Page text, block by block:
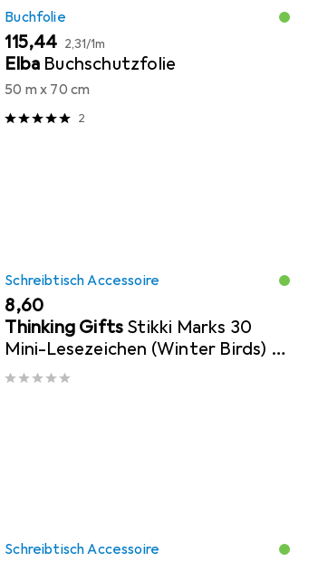
Buchfolie
EUR
115,44 EUR
2,31/1m
Elba Buchschutzfolie
50 m x 70 cm
2
Schreibtisch Accessoire
EUR
8,60
Thinking Gifts Stikki Marks 30
Mini-Lesezeichen (Winter Birds) -
selbsthaftend - wiederablsbar
Schreibtisch Accessoire